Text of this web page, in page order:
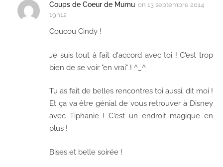
Coups de Coeur de Mumu on 13 septembre 2014
19h12
Coucou Cindy !
Je suis tout à fait d'accord avec toi ! C'est trop
bien de se voir "en vrai" ! ^_^
Tu as fait de belles rencontres toi aussi, dit moi !
Et ça va être génial de vous retrouver à Disney
avec Tiphanie ! C'est un endroit magique en
plus !
Bises et belle soirée !